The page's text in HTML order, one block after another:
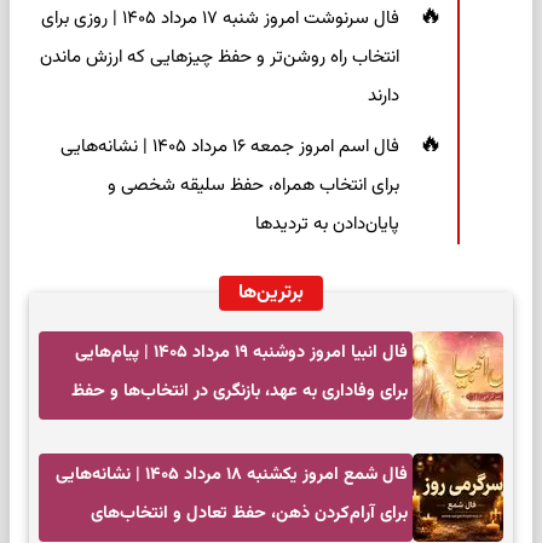
فال سرنوشت امروز شنبه ۱۷ مرداد ۱۴۰۵ | روزی برای
انتخاب راه روشن‌تر و حفظ چیزهایی که ارزش ماندن
دارند
فال اسم امروز جمعه ۱۶ مرداد ۱۴۰۵ | نشانه‌هایی
برای انتخاب همراه، حفظ سلیقه شخصی و
پایان‌دادن به تردیدها
برترین‌ها
فال انبیا امروز دوشنبه ۱۹ مرداد ۱۴۰۵ | پیام‌هایی
برای وفاداری به عهد، بازنگری در انتخاب‌ها و حفظ
فال شمع امروز یکشنبه ۱۸ مرداد ۱۴۰۵ | نشانه‌هایی
برای آرام‌کردن ذهن، حفظ تعادل و انتخاب‌های